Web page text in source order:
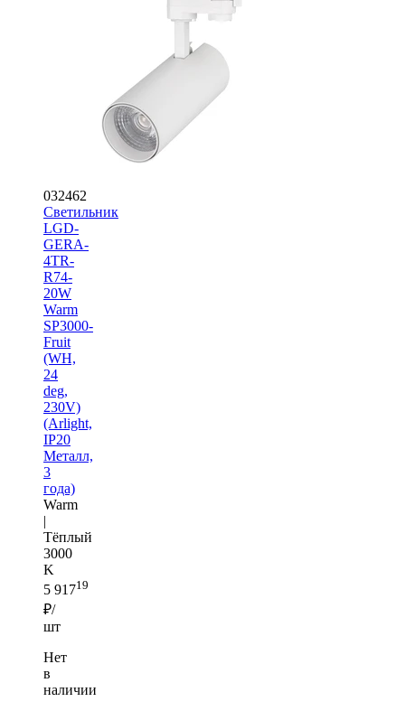
032462
Светильник
LGD-
GERA-
4TR-
R74-
20W
Warm
SP3000-
Fruit
(WH,
24
deg,
230V)
(Arlight,
IP20
Металл,
3
года)
Warm
|
Тёплый
3000
K
5 91719
₽/
шт
Нет
в
наличии